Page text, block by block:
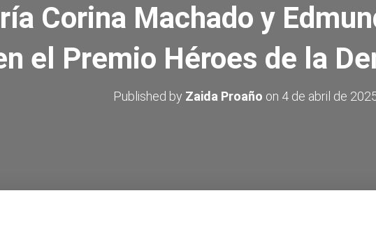
Corina Machado y
el Premio Héroes de la
Published by Zaida Proaño on 4 de abril de